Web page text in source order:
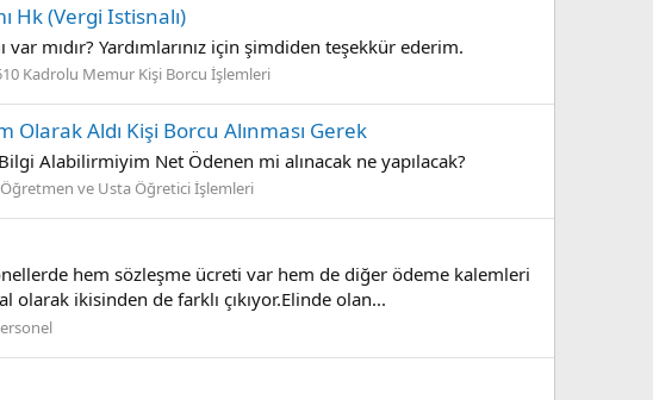
Hk (Vergi Istisnalı)
mıdır? Yardımlarınız için şimdiden teşekkür ederim.
Kadrolu Memur Kişi Borcu İşlemleri
Aldı Kişi Borcu Alınması Gerek
Alabilirmiyim Net Ödenen mi alınacak ne yapılacak?
ve Usta Öğretici İşlemleri
hem sözleşme ücreti var hem de diğer ödeme kalemleri
ikisinden de farklı çıkıyor.Elinde olan...